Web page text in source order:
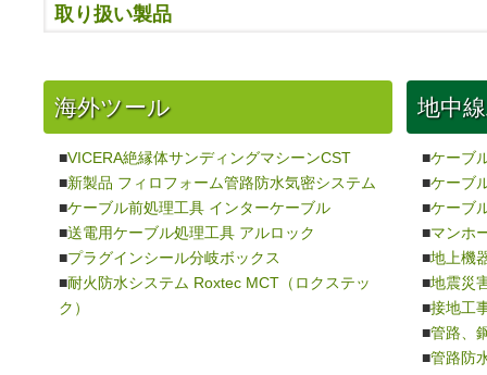
取り扱い製品
海外ツール
VICERA絶縁体サンディングマシーンCST
新製品 フィロフォーム管路防水気密システム
ケーブル前処理工具 インターケーブル
送電用ケーブル処理工具 アルロック
プラグインシール分岐ボックス
耐火防水システム Roxtec MCT（ロクステッ
ク）
地中
ケーブ
ケーブ
ケーブ
マンホ
地上機
地震災
接地工
管路、
管路防